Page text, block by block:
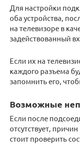
Для настройки
оба устройства,
на телевизоре в
задействованный
Если их на
каждого разъема
запомнить его,
Возможные
Если после
отсутствует,
стоит проверить